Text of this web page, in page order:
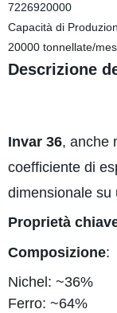
7226920000
Capacità di
20000 tonnellate/
Descrizione
Invar 36, anche
coefficiente di
dimensionale su
Proprietà
Composizione:
Nichel: ~36%
Ferro: ~64%